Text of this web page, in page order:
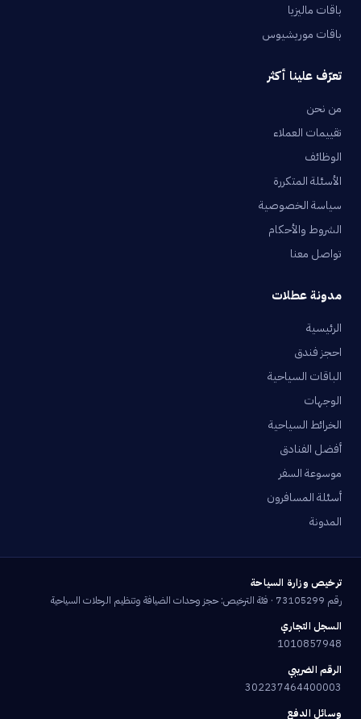
باقات ماليزيا
باقات موريشيوس
تعرّف علينا أكثر
من نحن
تقييمات العملاء
الوظائف
الأسئلة المتكررة
سياسة الخصوصية
الشروط والأحكام
تواصل معنا
مدونة عطلات
الرئيسية
احجز فندق
الباقات السياحية
الوجهات
الخرائط السياحية
أفضل الفنادق
موسوعة السفر
أسئلة المسافرون
المدونة
ترخيص وزارة السياحة
رقم 73105299 · فئة الترخيص: حجز وحدات الضيافة وتنظيم الرحلات السياحية
السجل التجاري
1010857948
الرقم الضريبي
302237464400003
وسائل الدفع